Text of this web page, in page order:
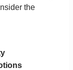
the